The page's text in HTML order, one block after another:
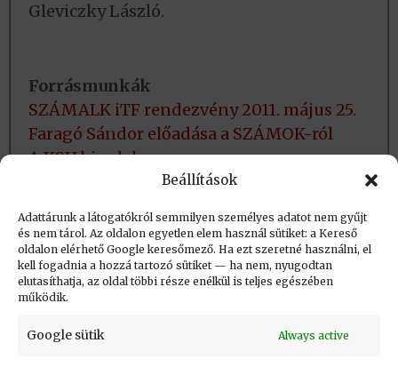
Beállítások
Adattárunk a látogatókról semmilyen személyes adatot nem gyűjt
és nem tárol. Az oldalon egyetlen elem használ sütiket: a Kereső
oldalon elérhető Google keresőmező. Ha ezt szeretné használni, el
kell fogadnia a hozzá tartozó sütiket — ha nem, nyugodtan
elutasíthatja, az oldal többi része enélkül is teljes egészében
működik.
Google sütik Always active
Gleviczky László.
Forrásmunkák
SZÁMALK iTF rendezvény 2011. május 25.
Faragó Sándor előadása a SZÁMOK-ról
A KSH birodalom
A számítástechnika felsőfokú oktatásának
Létrehozva: 2016.07.27. 16:24
Utolsó módosítás: 2026.08.04. 23:03